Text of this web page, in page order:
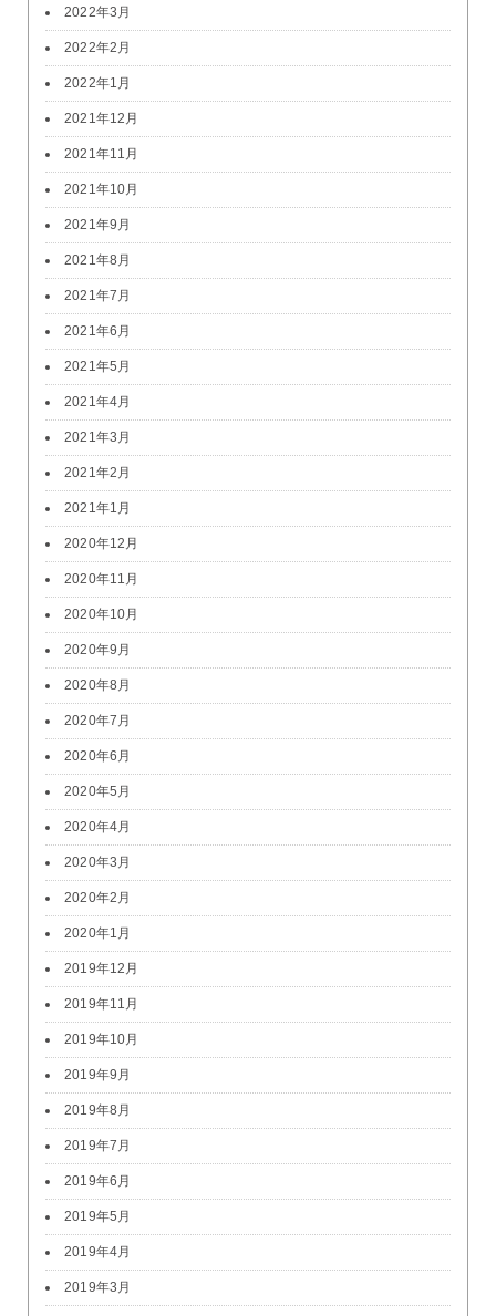
2022年3月
2022年2月
2022年1月
2021年12月
2021年11月
2021年10月
2021年9月
2021年8月
2021年7月
2021年6月
2021年5月
2021年4月
2021年3月
2021年2月
2021年1月
2020年12月
2020年11月
2020年10月
2020年9月
2020年8月
2020年7月
2020年6月
2020年5月
2020年4月
2020年3月
2020年2月
2020年1月
2019年12月
2019年11月
2019年10月
2019年9月
2019年8月
2019年7月
2019年6月
2019年5月
2019年4月
2019年3月